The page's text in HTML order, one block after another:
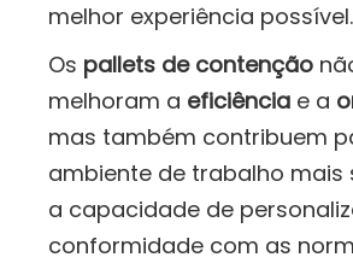
melhor experiência possível.
Os pallets de contenção
melhoram a eficiência e a
mas também contribuem
ambiente de trabalho mais
a capacidade de
conformidade com as